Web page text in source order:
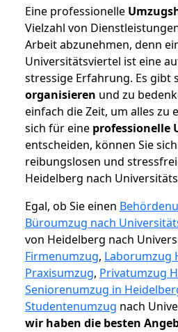
Eine professionelle
Vielzahl von
Arbeit abzunehmen, denn
Universitätsviertel ist eine
stressige Erfahrung. Es gibt
organisieren und zu
einfach die Zeit, um alles zu
sich für eine professionelle
entscheiden, können Sie
reibungslosen und
Heidelberg nach
Egal, ob Sie einen
Büroumzug nach
von Heidelberg nach
Firmenumzug, Laborumzug
Praxisumzug, Privatumzug
Seniorenumzug in
Studentenumzug nach
wir haben die besten